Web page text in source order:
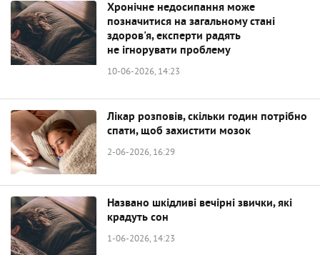
Хронічне недосипання може
позначитися на загальному стані
здоров'я, експерти радять
не ігнорувати проблему
10-06-2026, 14:23
Лікар розповів, скільки годин потрібно
спати, щоб захистити мозок
2-06-2026, 16:29
Названо шкідливі вечірні звички, які
крадуть сон
1-06-2026, 14:23